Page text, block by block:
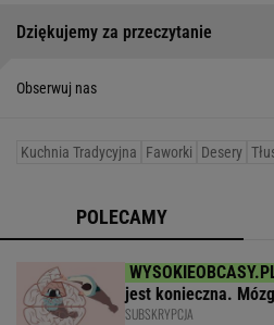
Dziękujemy za przeczytanie
Obserwuj nas
Kuchnia Tradycyjna Faworki Desery
POLECAMY
jest konieczna.
SUBSKRYPCJA